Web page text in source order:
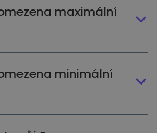
maximální
minimální